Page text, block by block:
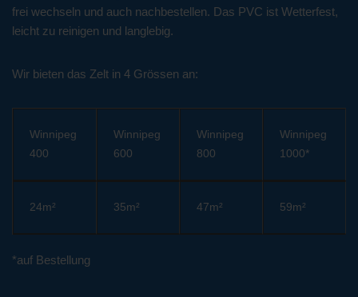
frei wechseln und auch nachbestellen. Das PVC ist Wetterfest,
leicht zu reinigen und langlebig.
Wir bieten das Zelt in 4 Grössen an:
Winnipeg
400
Winnipeg
600
Winnipeg
800
Winnipeg
1000*
24m² 35m² 47m² 59m²
*auf Bestellung